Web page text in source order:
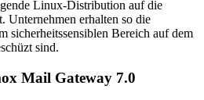
Linux-Distribution auf die
Unternehmen erhalten so die
sicherheitssensiblen Bereich auf dem
sind.
Mail Gateway 7.0